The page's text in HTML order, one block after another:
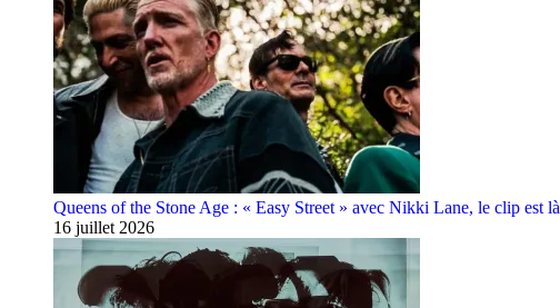
Queens of the Stone Age : « Easy Street » avec Nikki Lane, le clip est là
16 juillet 2026